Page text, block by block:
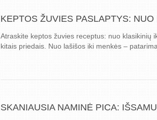
KEPTOS ŽUVIES PASLAPTYS:
Atraskite keptos žuvies receptus: nuo klasikinių
kitais priedais. Nuo lašišos iki menkės –
SKANIAUSIA NAMINĖ PICA: